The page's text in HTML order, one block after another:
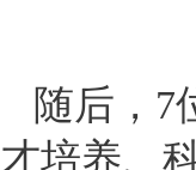
随后，7
才培养、